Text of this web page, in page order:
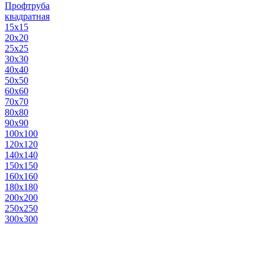
Профтруба
квадратная
15х15
20х20
25х25
30х30
40х40
50х50
60х60
70х70
80х80
90х90
100х100
120х120
140х140
150х150
160х160
180х180
200х200
250х250
300х300